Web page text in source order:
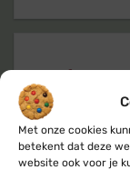
Met onze cookies
betekent dat deze
website ook voor je